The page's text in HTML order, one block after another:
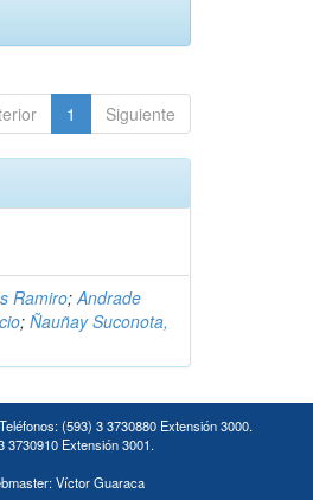
1 Siguiente
Ramiro;Andrade
;Ñauñay Suconota,
(593) 3 3730880 Extensión 3000.
3730910 Extensión 3001.
Víctor Guaraca